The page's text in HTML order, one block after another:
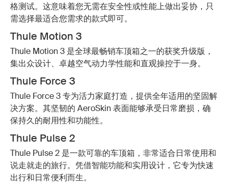
格测试。这意味着您无需在安全性或性能上做出妥协，只
需选择最适合您需求的款式即可。
Thule Motion 3
Thule Motion 3 是全球最畅销车顶箱之一的获奖升级版，
集出众设计、卓越空气动力学性能和直观操控于一身。
Thule Force 3
Thule Force 3 专为活力家庭打造，提供全年适用的坚固解
决方案。其坚韧的 AeroSkin 表面能够承受日常磨损，确
保持久的耐用性和功能性。
Thule Pulse 2
Thule Pulse 2 是一款可靠的车顶箱，非常适合日常使用和
说走就走的旅行。凭借智能功能和实用设计，它专为快速
出行和日常便利而生。